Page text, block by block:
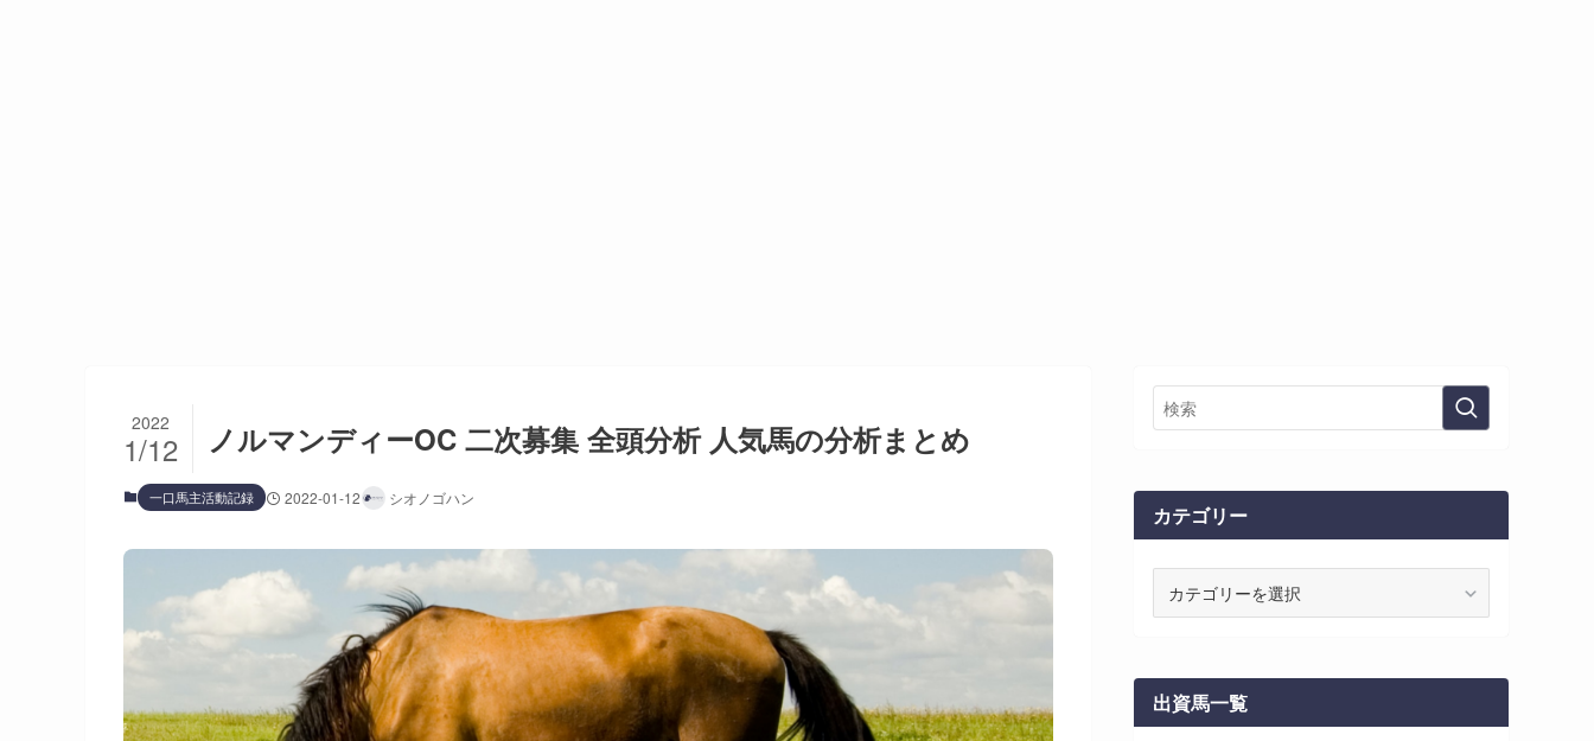
ノルマンディーOC 二次募集 全頭分析 人気馬の分析まとめ
2022
1/12
一口馬主活動記録 2022-01-12 シオノゴハン
カテゴリー
ー
出資馬一覧